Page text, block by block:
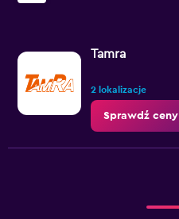
Tamra
2 lokalizacje
Sprawdź ceny